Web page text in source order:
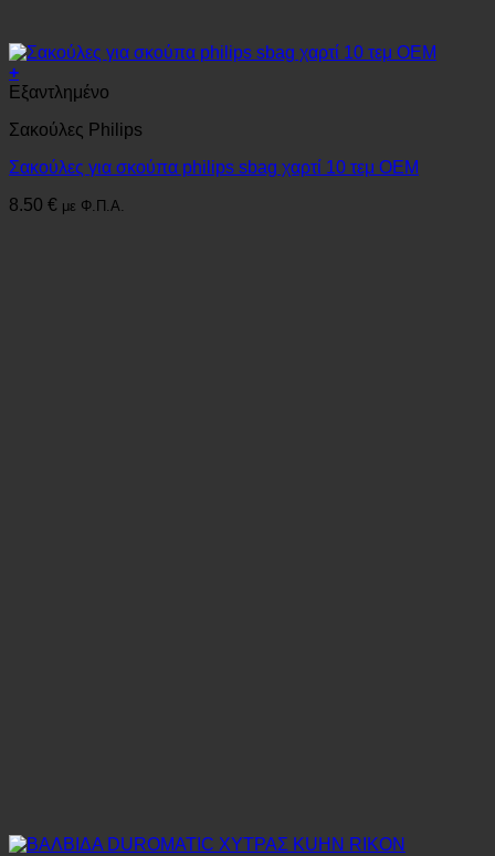
+
Εξαντλημένο
Σακούλες Philips
Σακούλες για σκούπα philips sbag χαρτί 10 τεμ OEM
8.50 € με Φ.Π.Α.